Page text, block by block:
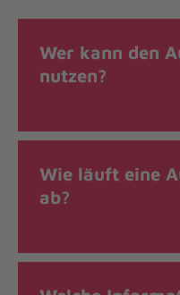
Wer kann den
nutzen?
Wie läuft eine
ab?